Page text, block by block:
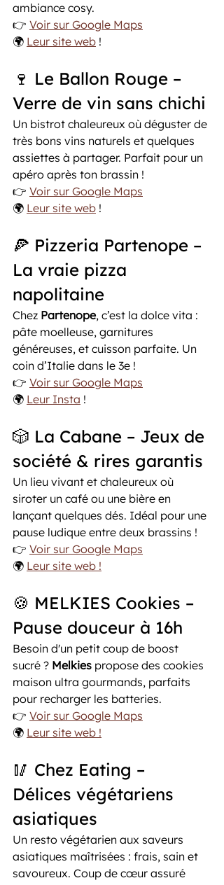
ambiance cosy.
👉 Voir sur Google Maps
🌍 Leur site web !
🍷 Le Ballon Rouge –
Verre de vin sans chichi
Un bistrot chaleureux où déguster de
très bons vins naturels et quelques
assiettes à partager. Parfait pour un
apéro après ton brassin !
👉 Voir sur Google Maps
🌍 Leur site web !
🍕 Pizzeria Partenope –
La vraie pizza
napolitaine
Chez Partenope, c’est la dolce vita :
pâte moelleuse, garnitures
généreuses, et cuisson parfaite. Un
coin d’Italie dans le 3e !
👉 Voir sur Google Maps
🌍 Leur Insta !
🎲 La Cabane – Jeux de
société & rires garantis
Un lieu vivant et chaleureux où
siroter un café ou une bière en
lançant quelques dés. Idéal pour une
pause ludique entre deux brassins !
👉 Voir sur Google Maps
🌍 Leur site web !
🍪 MELKIES Cookies –
Pause douceur à 16h
Besoin d'un petit coup de boost
sucré ? Melkies propose des cookies
maison ultra gourmands, parfaits
pour recharger les batteries.
👉 Voir sur Google Maps
🌍 Leur site web !
🥢 Chez Eating –
Délices végétariens
asiatiques
Un resto végétarien aux saveurs
asiatiques maîtrisées : frais, sain et
savoureux. Coup de cœur assuré